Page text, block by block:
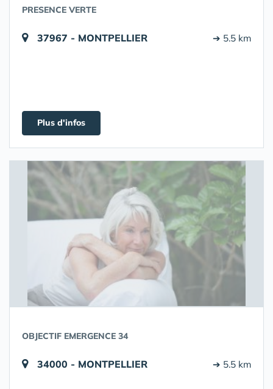
PRESENCE VERTE
37967 - MONTPELLIER ➔ 5.5 km
Plus d'infos
OBJECTIF EMERGENCE 34
34000 - MONTPELLIER ➔ 5.5 km